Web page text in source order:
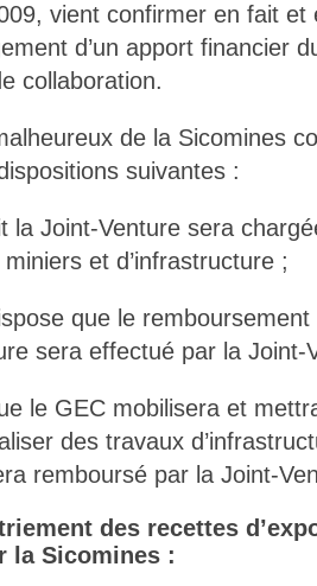
vient confirmer en fait et
d’un apport financier
collaboration.
de la Sicomines
suivantes :
la Joint-Venture sera
et d’infrastructure ;
que le
sera effectué par la Joint-
le GEC mobilisera et
des travaux
remboursé par la Joint-
des recettes
la Sicomines :